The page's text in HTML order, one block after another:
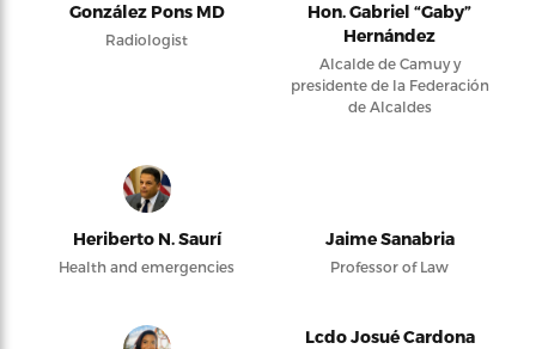
González Pons MD
Radiologist
Hon. Gabriel “Gaby”
Hernández
Alcalde de Camuy y
presidente de la Federación
de Alcaldes
Heriberto N. Saurí
Health and emergencies
Jaime Sanabria
Professor of Law
Lcdo Josué Cardona